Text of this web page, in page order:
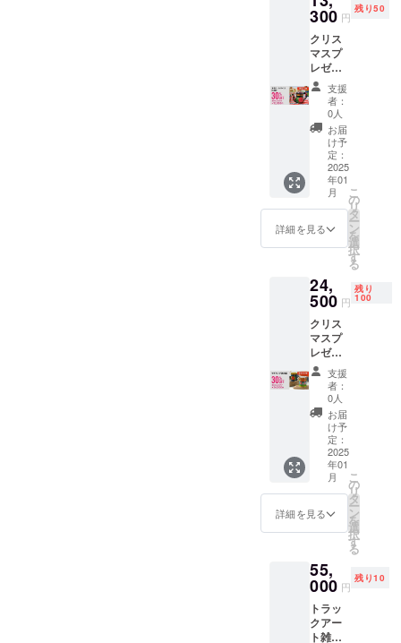
■リアル
受渡し
ご希望
の方 11
月29日
（金）
～12月1
（日）
まで下
記イベ
ント場
所で受
す。 ※
お好き
イテム
をお選
び頂け
ます。
■商品受
け渡し
場所■
イベン
ト名：
こだわ
りの材
料展 場
所：
STORIE
S
（3styl
e） 住
162-
0813 東
京都新
宿区東
五軒町
4-17 11
イエ
系、グ
リーン
系、黒
系、そ
の他
ミック
ス 発送
はヤマ
ト運輸
や郵便
局から
となり
■リアル
受渡し
月29日
（金）
～12月1
日
（日）
まで下
記イベ
ント場
所で受
け渡し
可能で
す。 ※
お好き
な柄や
をお選
び頂け
け渡し
場所■
イベン
ト名：
こだわ
しみく
い。 ■
商品を
発送ご
希望の
方 お好
きな色
合いを
お選び
くださ
い。柄
はラン
ダムと
なりま
す。 発
便局か
らとな
す。 お
好みの
色合い
を備考
欄へお
知らせ
くださ
い。 ・
青系、
赤系、
イエ
ロー
リーン
系、黒
ミック
ス ■リ
アル受
渡しご
希望の
×２つ
合計
14,000
円の
30％匹
で9800
円の
セット
です。
個数限
定のお
得セッ
トとな
りま
す！ 水
差し大
（取っ
手から
先端ま
で）約
17.5㎝
底8.5㎝
開口
部：7.5
㎝ マグ
カップ
大きさ
サイ
ズ：
縦 9.5
㎝ 底7.5
㎝ 開口
部8.1㎝
ロー製
ご注意
イでは
この水
300 円
残り50
クリス
マスプ
レゼン
トや
パー
ティ、
模様替
え、お
誕生日
プレゼ
ントな
どにお
すす
め。
アー
描きで
描いた
トラッ
クアー
トを施
した小
さな水
差し 5
個セッ
ト 通常
価格
3800円
×5個を
30％引
きで、
13,300
円 サイ
素材：
ホー
ご注意
点 雑貨
支援
者：
0人
お届
け予
定：
2025
年01
月
詳細を見る
こ
の
リ
タ
ー
ン
を
選
択
す
る
24,
500 円
残り
100
クリス
マスプ
レゼン
トや
パー
ティ、
模様替
え、お
誕生日
プレゼ
ントな
どにお
すす
め。
アー
描きで
描いた
トラッ
クアー
トを施
したマ
支援
者：
0人
お届
け予
定：
2025
年01
月
詳細を見る
こ
の
リ
タ
ー
ン
を
選
択
す
る
55,
000 円
残り10
トラッ
クアー
ト雑